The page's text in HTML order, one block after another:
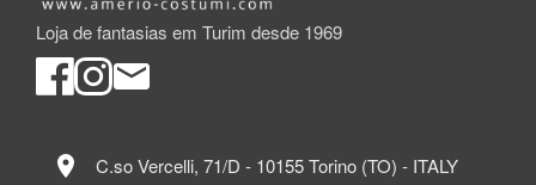
Loja de fantasias em Turim desde 1969
location_on C.so Vercelli, 71/D - 10155 Torino (TO) - ITALY